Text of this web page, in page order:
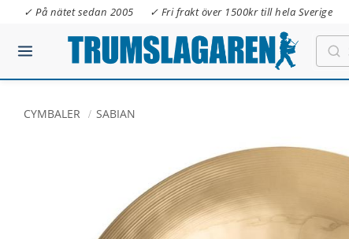
✓ På nätet sedan 2005 ✓ Fri frakt över 1500kr till hela Sverige
CYMBALER SABIAN